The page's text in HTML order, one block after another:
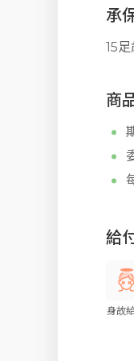
承
15
商
給
身故